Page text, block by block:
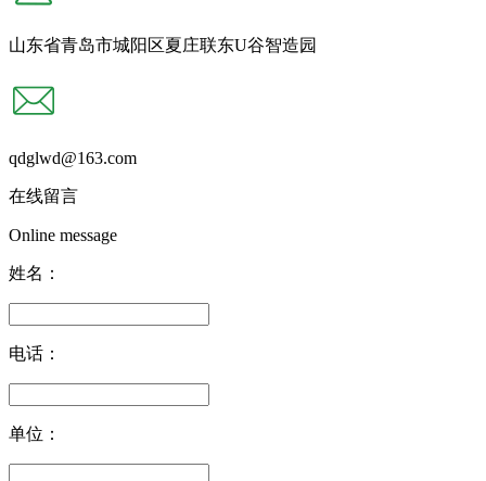
山东省青岛市城阳区夏庄联东U谷智造园
qdglwd@163.com
在线留言
Online message
姓名：
电话：
单位：